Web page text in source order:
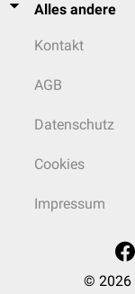
Alles andere
Kontakt
AGB
Datenschutz
Cookies
Impressum
© 2026